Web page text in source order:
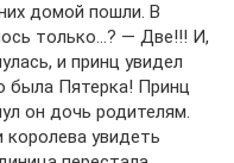
домой пошли. В
только…? — Две!!! И,
и принц увидел
была Пятерка! Принц
он дочь родителям.
увидеть